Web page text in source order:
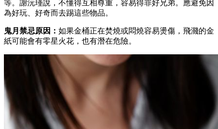
等。謝沅瑾說，不懂得互相尊重，容易得罪好兄弟。應避免因
為好玩、好奇而去踢這些物品。
鬼月禁忌原因： 如果金桶正在焚燒或悶燒容易燙傷，飛濺的金
紙可能會有零星火花，也有潛在危險。